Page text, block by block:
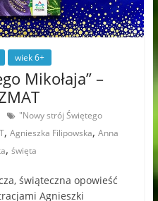
wiek 6+
Mikołaja” –
"Nowy strój Świętego
, Agnieszka Filipowska, Anna
, święta
świąteczna opowieść
Agnieszki